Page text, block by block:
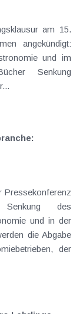
am 15.
angekündigt:
und im
Senkung
Pressekonferenz
des
und in der
die Abgabe
der